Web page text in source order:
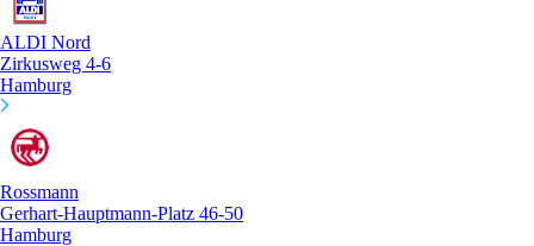
ALDI Nord
Zirkusweg 4-6
Hamburg
Rossmann
Gerhart-Hauptmann-Platz 46-50
Hamburg